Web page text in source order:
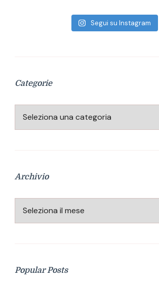
Segui su Instagram
Categorie
Categorie
Archivio
Archivio
Popular Posts